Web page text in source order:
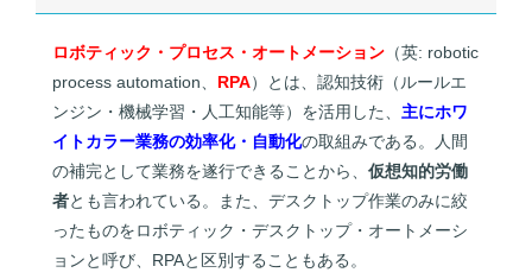
ロボティック・プロセス・オートメーション （英: robotic
process automation、 RPA）とは、認知技術（ルールエ
ンジン・機械学習・人工知能等）を活用した、 主にホワ
イトカラー業務の効率化・自動化の取組みである。人間
の補完として業務を遂行できることから、 仮想知的労働
者とも言われている。また、デスクトップ作業のみに絞
ったものをロボティック・デスクトップ・オートメーシ
ョンと呼び、RPAと区別することもある。